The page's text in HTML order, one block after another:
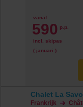
vanaf
590 p.p.
incl. skipas
( januari )
Chalet La
Frankrijk